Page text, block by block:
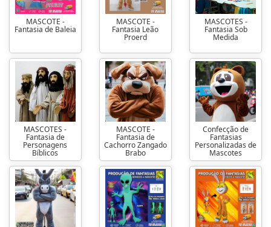
MASCOTE -
Fantasia de Baleia
MASCOTE -
Fantasia Leão
Proerd
MASCOTES -
Fantasia Sob
Medida
MASCOTES -
Fantasia de
Personagens
Bíblicos
MASCOTE -
Fantasia de
Cachorro Zangado
Brabo
Confecção de
Fantasias
Personalizadas de
Mascotes